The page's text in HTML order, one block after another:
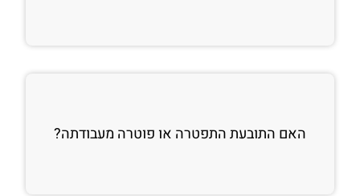
האם התובעת התפטרה או פוטרה מעבודתה?